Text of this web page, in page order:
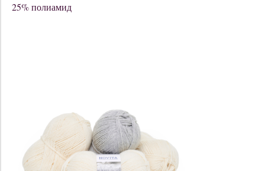
25% полиамид